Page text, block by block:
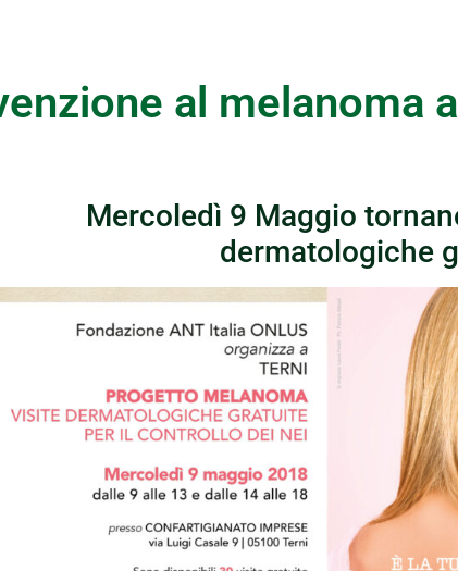
al melanoma
Mercoledì 9 Maggio
dermatologiche